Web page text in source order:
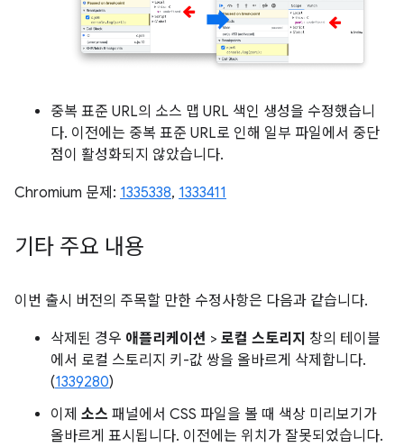
중복 표준 URL의 소스 맵 URL 색인 생성을 수정했습니
다. 이전에는 중복 표준 URL로 인해 일부 파일에서 중단
점이 활성화되지 않았습니다.
Chromium 문제: 1335338, 1333411
기타 주요 내용
이번 출시 버전의 주목할 만한 수정사항은 다음과 같습니다.
삭제된 경우 애플리케이션 > 로컬 스토리지 창의 테이블
에서 로컬 스토리지 키-값 쌍을 올바르게 삭제합니다.
(1339280)
이제 소스 패널에서 CSS 파일을 볼 때 색상 미리보기가
올바르게 표시됩니다. 이전에는 위치가 잘못되었습니다.